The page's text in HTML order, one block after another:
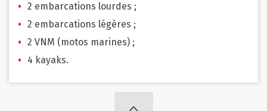
2 embarcations lourdes ;
2 embarcations légères ;
2 VNM (motos marines) ;
4 kayaks.